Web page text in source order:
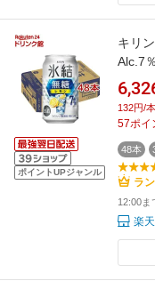
ポイントUPジャンル
キリ
Alc.7
【
132円/
57ポイ
48本
ラ
12:00ま
楽